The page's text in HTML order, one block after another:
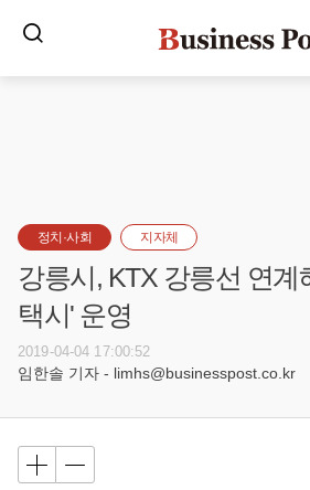
정치·사회 지자체
강릉시, KTX 강릉선 연계
택시' 운영
2019-04-04 17:00:52
임한솔 기자 - limhs@businesspost.co.kr